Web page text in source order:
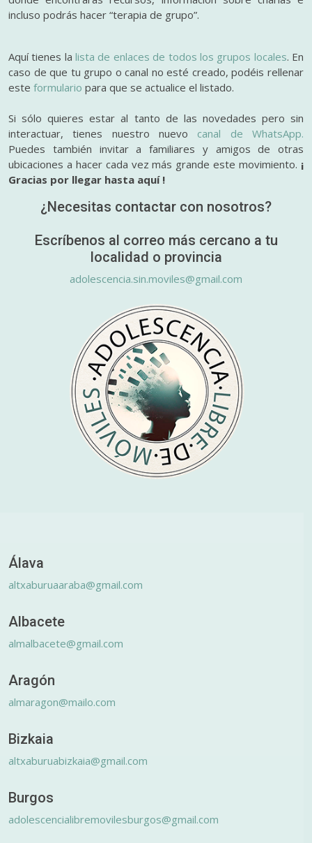
incluso podrás hacer “terapia de grupo”.
Aquí tienes lalista de enlaces de todos los grupos locales. En
caso de que tu grupo o canal no esté creado, podéis rellenar
este formulario para que se actualice el listado.
Si sólo quieres estar al tanto de las novedades pero sin
interactuar, tienes nuestro nuevo canal de WhatsApp.
Puedes también invitar a familiares y amigos de otras
ubicaciones a hacer cada vez más grande este movimiento. ¡
Gracias por llegar hasta aquí !
¿Necesitas contactar con nosotros?
Escríbenos al correo más cercano a tu
localidad o provincia
adolescencia.sin.moviles@gmail.com
Álava
altxaburuaaraba@gmail.com
Albacete
almalbacete@gmail.com
Aragón
almaragon@mailo.com
Bizkaia
altxaburuabizkaia@gmail.com
Burgos
adolescencialibremovilesburgos@gmail.com